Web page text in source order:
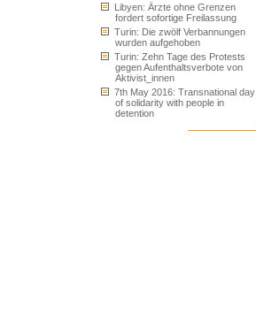
Libyen: Ärzte ohne Grenzen
fordert sofortige Freilassung
Turin: Die zwölf Verbannungen
wurden aufgehoben
Turin: Zehn Tage des Protests
gegen Aufenthaltsverbote von
Aktivist_innen
7th May 2016: Transnational day
of solidarity with people in
detention